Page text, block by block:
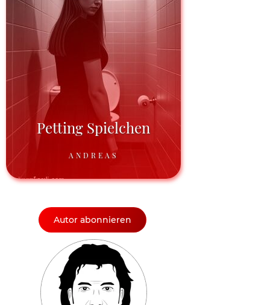
Petting Spielchen
ANDREAS
Autor abonnieren